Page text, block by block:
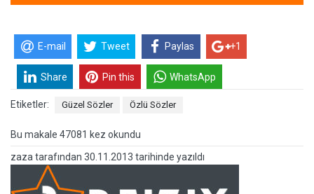
E-mail Tweet Paylas +1
Share Pin this WhatsApp
Etiketler: Güzel Sözler Özlü Sözler
Bu makale 47081 kez okundu
zaza tarafından 30.11.2013 tarihinde yazıldı